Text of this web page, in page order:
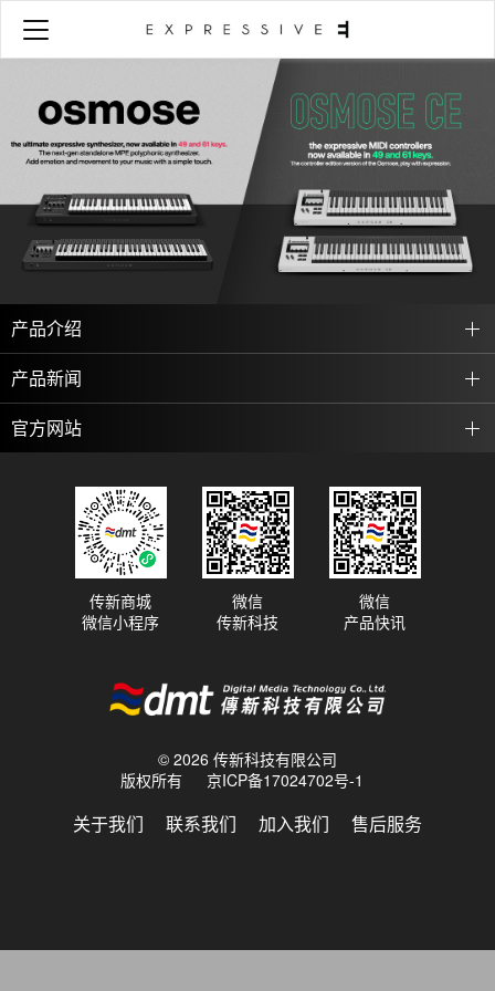
产品介绍
产品新闻
官方网站
© 2026 传新科技有限公司
版权所有
京ICP备17024702号-1
关于我们 联系我们 加入我们 售后服务
传新商城
微信小程序
微信
传新科技
微信
产品快讯